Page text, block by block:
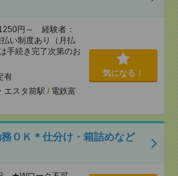
円～ 経験者：
い制度あり（月払
手続き完了次第のお
有
エスタ前駅 / 電鉄富
気になる！
ＯＫ＊仕分け・箱詰めなど